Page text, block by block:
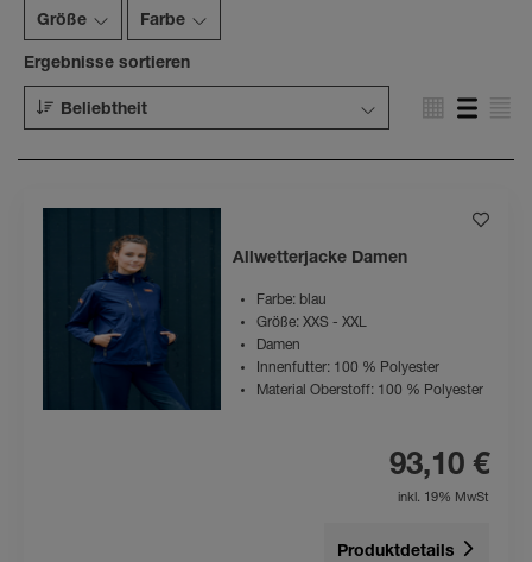
Größe Farbe
Ergebnisse sortieren
Beliebtheit
Allwetterjacke Damen
Farbe: blau
Größe: XXS - XXL
Damen
Innenfutter: 100 % Polyester
Material Oberstoff: 100 % Polyester
93,10 €
inkl. 19% MwSt
Produktdetails